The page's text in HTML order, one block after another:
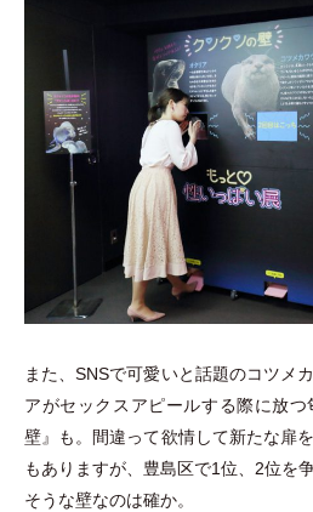
また、SNSで可愛いと話題のコツメ
アがセックスアピールする際に放
壁』も。間違って欲情して新たな扉
もありますが、豊島区で1位、2位を
そうな壁なのは確か。